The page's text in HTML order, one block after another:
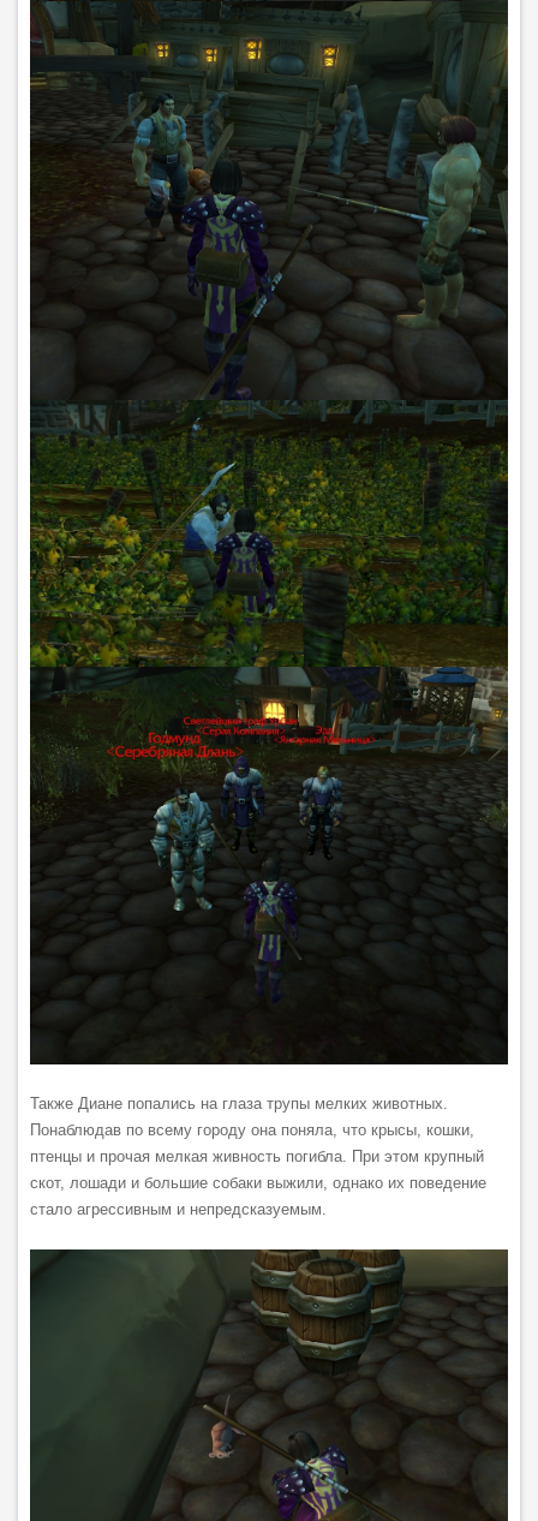
Также Диане попались на глаза трупы мелких животных.
Понаблюдав по всему городу она поняла, что крысы, кошки,
птенцы и прочая мелкая живность погибла. При этом крупный
скот, лошади и большие собаки выжили, однако их поведение
стало агрессивным и непредсказуемым.